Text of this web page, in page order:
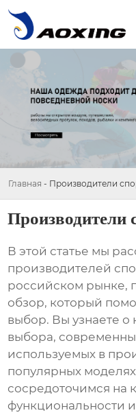
Главная - Производители
Производители
В этой статье мы
производителей
российском рынке,
обзор, который
выбор. Вы узнаете
выбора,
используемых в
популярных
сосредоточимся на
функциональности